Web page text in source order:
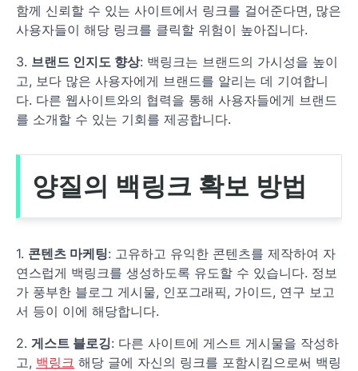
함께 신뢰할 수 있는 사이트에서 링크를 걸어준다면, 많은
사용자들이 해당 링크를 클릭할 위험이 높아집니다.
3. 브랜드 인지도 향상: 백링크는 브랜드의 가시성을 높이
고, 보다 많은 사용자에게 브랜드를 알리는 데 기여합니
다. 다른 웹사이트와의 협력을 통해 사용자들에게 브랜드
를 소개할 수 있는 기회를 제공합니다.
양질의 백링크 확보 방법
1. 콘텐츠 마케팅: 고유하고 유익한 콘텐츠를 제작하여 자
연스럽게 백링크를 생성하도록 유도할 수 있습니다. 정보
가 풍부한 블로그 게시물, 인포그래픽, 가이드, 연구 보고
서 등이 이에 해당합니다.
2. 게스트 블로깅: 다른 사이트에 게스트 게시물을 작성하
고, 백링크 해당 글에 자신의 링크를 포함시킴으로써 백링